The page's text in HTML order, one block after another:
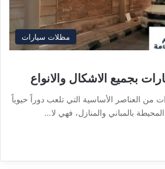
مظلات سيارات
بجميع الاشكال والانواع
من العناصر الأساسية التي تلعب دوراً حيوياً
بالمباني والمنازل، فهي لا…